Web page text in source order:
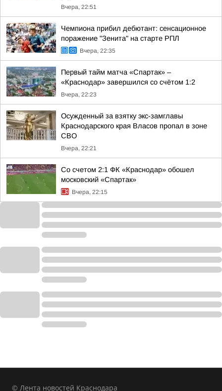
Вчера, 22:51
Чемпиона прибил дебютант: сенсационное
поражение "Зенита" на старте РПЛ
Вчера, 22:35
Первый тайм матча «Спартак» –
«Краснодар» завершился со счётом 1:2
Вчера, 22:23
Осужденный за взятку экс-замглавы
Краснодарского края Власов пропал в зоне
СВО
Вчера, 22:21
Со счетом 2:1 ФК «Краснодар» обошел
московский «Спартак»
Вчера, 22:15
© Лента новостей Краснодара